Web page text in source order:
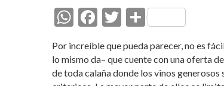
W
at
s
F
e
b
T
itt
er
C
m
p
Por increíble que pueda parecer, no es
lo mismo da– que cuente con una oferta
de toda calaña donde los vinos generosos